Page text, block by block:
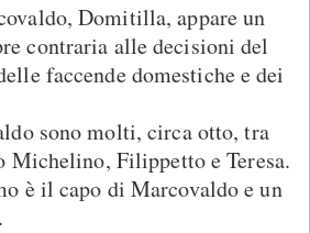
Domitilla, appare un
contraria alle decisioni del
faccende domestiche e dei
sono molti, circa otto, tra
Filippetto e Teresa.
è il capo di Marcovaldo e un